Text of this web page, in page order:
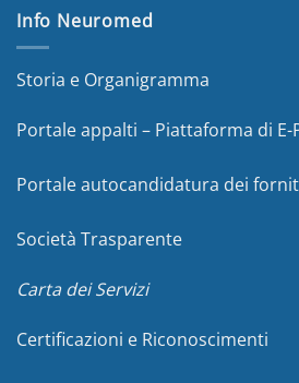
Info Neuromed
Storia e Organigramma
Portale appalti – Piattaforma di
Portale autocandidatura dei
Società Trasparente
Carta dei Servizi
Certificazioni e Riconoscimenti